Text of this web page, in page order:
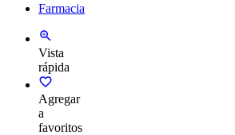
Farmacia
Vista
rápida
Agregar
a
favoritos